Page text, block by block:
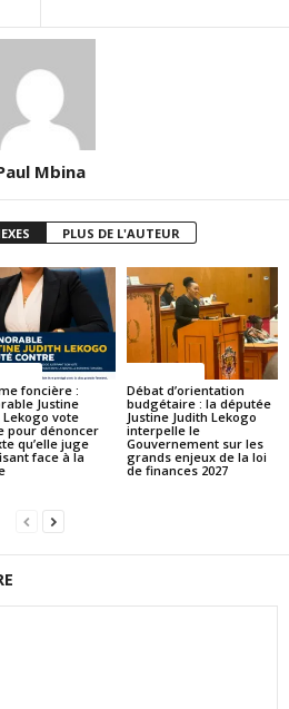
Mbina
PLUS DE L'AUTEUR
foncière :
Justine
Lekogo vote
pour dénoncer
qu’elle juge
face à la
Débat d’orientation
budgétaire : la députée
Justine Judith Lekogo
interpelle le
Gouvernement sur les
grands enjeux de la loi
de finances 2027